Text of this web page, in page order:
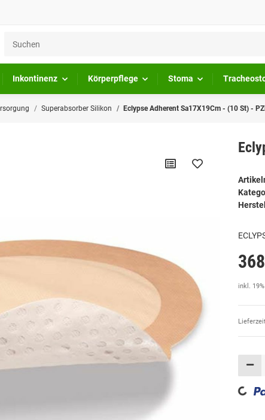
Inkontinenz Körperpflege Stoma
Superabsorber Silikon Eclypse Adherent Sa17X19Cm - (10 St) -
inkl.
Loading...